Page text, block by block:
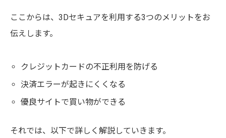
ここからは、3Dセキュアを利用する3つのメリットをお
伝えします。
クレジットカードの不正利用を防げる
決済エラーが起きにくくなる
優良サイトで買い物ができる
それでは、以下で詳しく解説していきます。